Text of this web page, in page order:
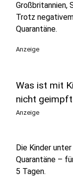
Großbritannien,
Trotz
Quarantäne.
Anzeige
Was ist mit
nicht
Anzeige
Die Kinder
Quarantäne –
5 Tagen.